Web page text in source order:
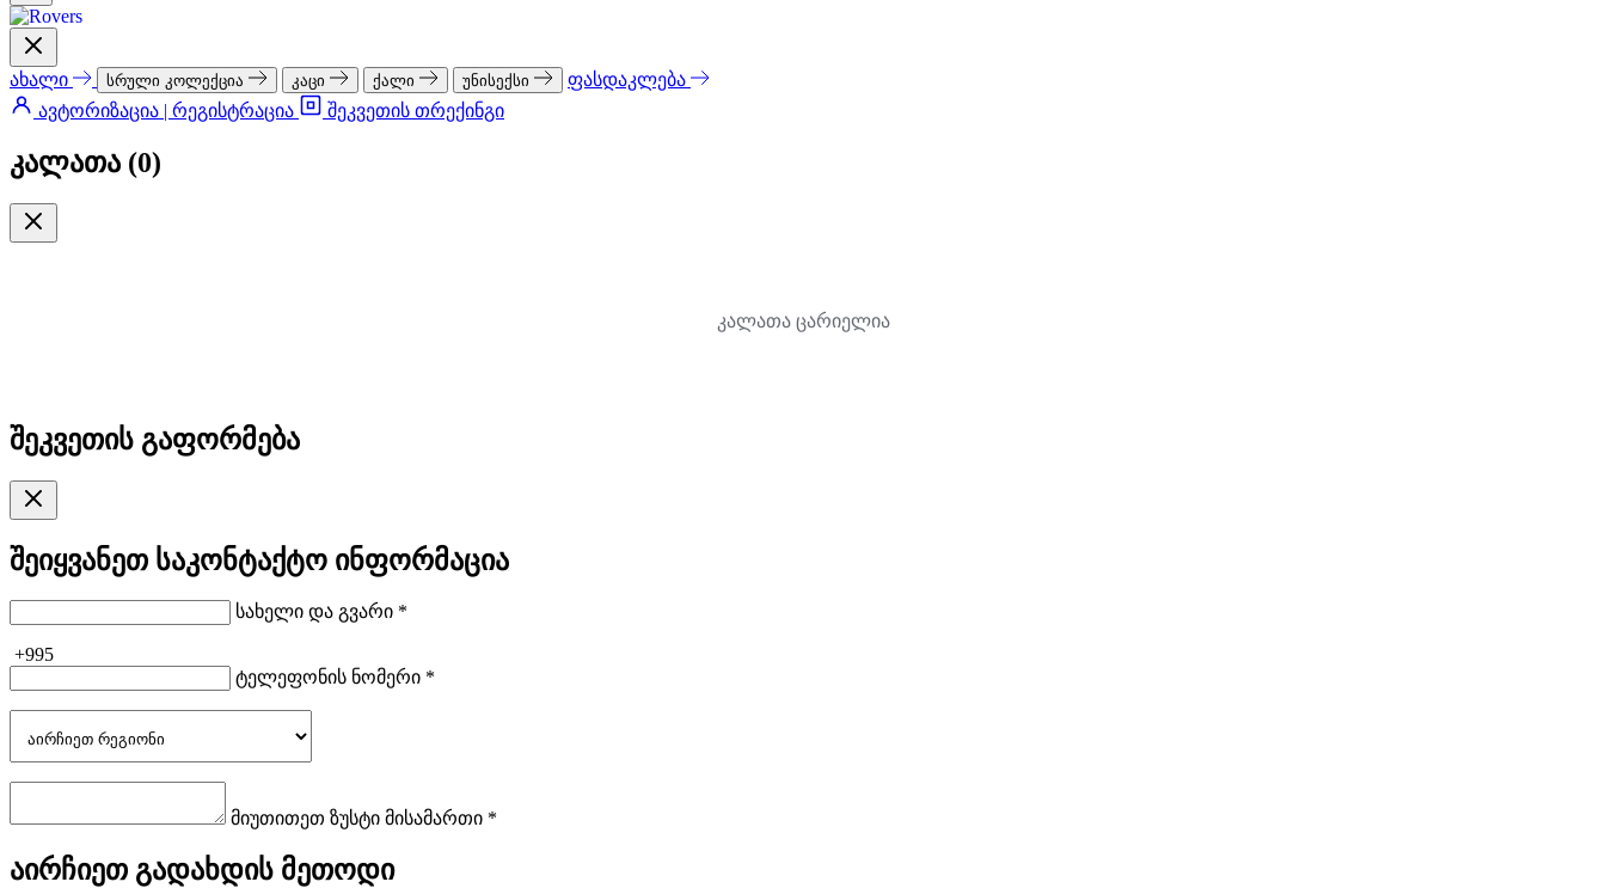
ახალი სრული კოლექცია კაცი ქალი უნისექსი
ფასდაკლება
ავტორიზაცია | რეგისტრაცია
შეკვეთის თრექინგი
კალათა (0)
კალათა ცარიელია
შეკვეთის გაფორმება
შეიყვანეთ საკონტაქტო ინფორმაცია
სახელი და გვარი *
+995
ტელეფონის ნომერი *
მიუთითეთ ზუსტი მისამართი *
აირჩიეთ გადახდის მეთოდი